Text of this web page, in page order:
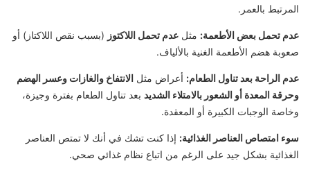
المرتبط بالعمر.
عدم تحمل بعض الأطعمة: مثل عدم تحمل اللاكتوز (بسبب نقص اللاكتاز) أو
صعوبة هضم الأطعمة الغنية بالألياف.
عدم الراحة بعد تناول الطعام: أعراض مثل الانتفاخ والغازات وعسر الهضم
وحرقة المعدة أو الشعور بالامتلاء الشديد بعد تناول الطعام بفترة وجيزة،
وخاصة الوجبات الكبيرة أو المعقدة.
سوء امتصاص العناصر الغذائية: إذا كنت تشك في أنك لا تمتص العناصر
الغذائية بشكل جيد على الرغم من اتباع نظام غذائي صحي.